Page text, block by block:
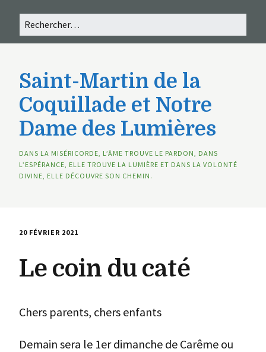
Saint-Martin de la
Coquillade et Notre
Dame des Lumières
DANS LA MISÉRICORDE, L’ÂME TROUVE LE PARDON, DANS
L’ESPÉRANCE, ELLE TROUVE LA LUMIÈRE ET DANS LA VOLONTÉ
DIVINE, ELLE DÉCOUVRE SON CHEMIN.
20 FÉVRIER 2021
Le coin du caté
Chers parents, chers enfants
Demain sera le 1er dimanche de Carême ou